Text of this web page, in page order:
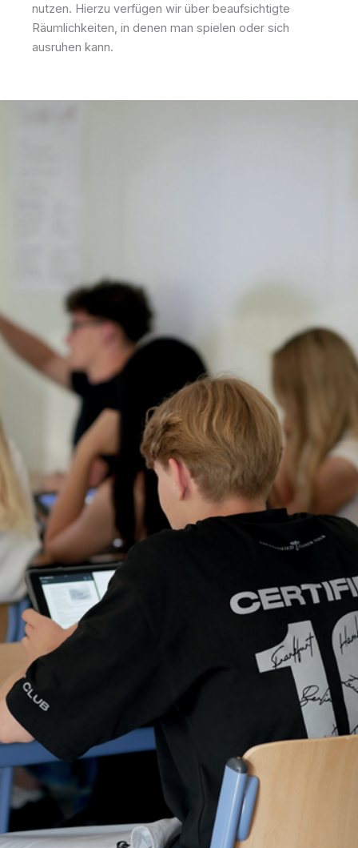
nutzen. Hierzu verfügen wir über beaufsichtigte
Räumlichkeiten, in denen man spielen oder sich
ausruhen kann.